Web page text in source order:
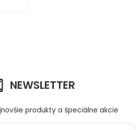
NEWSLETTER
produkty a špeciálne akcie